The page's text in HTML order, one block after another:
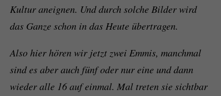
Kultur aneignen. Und durch solche Bilder wird
das Ganze schon in das Heute übertragen.
Also hier hören wir jetzt zwei Emmis, manchmal
sind es aber auch fünf oder nur eine und dann
wieder alle 16 auf einmal. Mal treten sie sichtbar